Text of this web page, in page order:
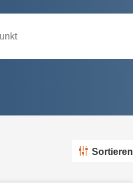
Sortieren